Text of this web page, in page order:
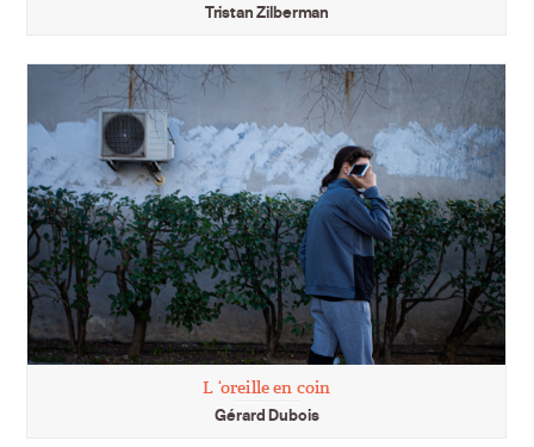
Tristan Zilberman
L ‘oreille en coin
Gérard Dubois